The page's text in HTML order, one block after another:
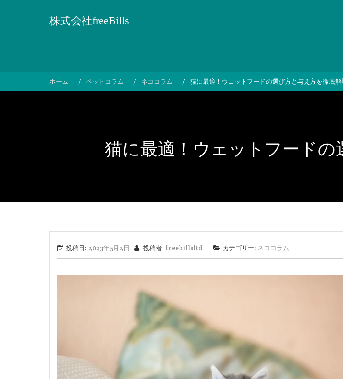
キ
株式会社freeBills
ホーム ペットコラム ネココラム 猫に最適！ウェットフードの選び方と与え方を徹底解
猫に最適！ウェットフード
投稿日: 2023年5月2日 投稿者: freebillsltd カテゴリー: ネココラム